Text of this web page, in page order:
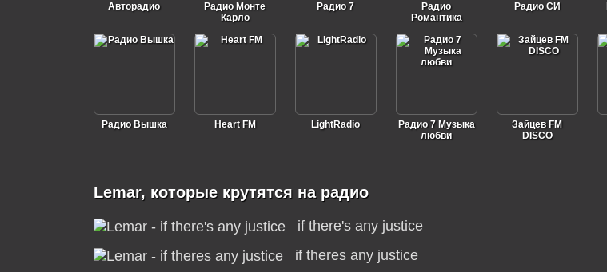
Авторадио
Радио Монте
Карло
Радио 7
Радио
Романтика
Радио СИ
Радио Вышка Heart FM LightRadio
Радио 7 Музыка
любви
Зайцев FM
DISCO
Lemar, которые крутятся на радио
if there's any justice
if theres any justice